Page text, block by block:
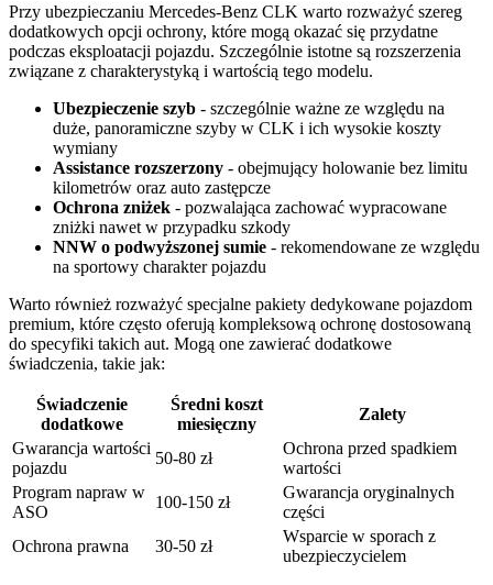
Przy ubezpieczaniu Mercedes-Benz CLK warto rozważyć szereg
dodatkowych opcji ochrony, które mogą okazać się przydatne
podczas eksploatacji pojazdu. Szczególnie istotne są rozszerzenia
związane z charakterystyką i wartością tego modelu.
Ubezpieczenie szyb - szczególnie ważne ze względu na
duże, panoramiczne szyby w CLK i ich wysokie koszty
wymiany
Assistance rozszerzony - obejmujący holowanie bez limitu
kilometrów oraz auto zastępcze
Ochrona zniżek - pozwalająca zachować wypracowane
zniżki nawet w przypadku szkody
NNW o podwyższonej sumie - rekomendowane ze względu
na sportowy charakter pojazdu
Warto również rozważyć specjalne pakiety dedykowane pojazdom
premium, które często oferują kompleksową ochronę dostosowaną
do specyfiki takich aut. Mogą one zawierać dodatkowe
świadczenia, takie jak:
Świadczenie
dodatkowe
Średni koszt
miesięczny
Zalety
Gwarancja wartości
pojazdu
50-80 zł
Ochrona przed spadkiem
wartości
Program napraw w
ASO
100-150 zł
Gwarancja oryginalnych
części
Ochrona prawna
30-50 zł
Wsparcie w sporach z
ubezpieczycielem